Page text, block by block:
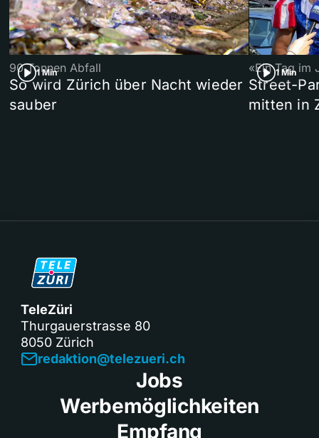
1 Min
90 Tonnen Abfall
So wird Zürich über Nacht wieder
sauber
1 Min
«Ein Tag im
Street-
mitten in
TeleZüri
Thurgauerstrasse 80
8050 Zürich
redaktion@telezueri.ch
Jobs
Werbemöglichkeiten
Empfang